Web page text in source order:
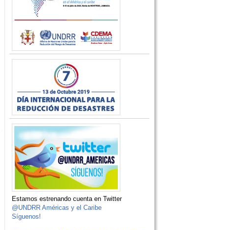
Estamos estrenando cuenta en Twitter
@UNDRR Américas y el Caribe
Síguenos!